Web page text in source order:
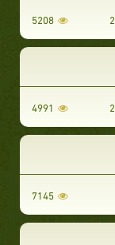
5208
4991
7145